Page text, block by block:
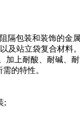
包装和装饰的
及站立袋复合材料。
上耐酸、耐碱、
的特性。
;